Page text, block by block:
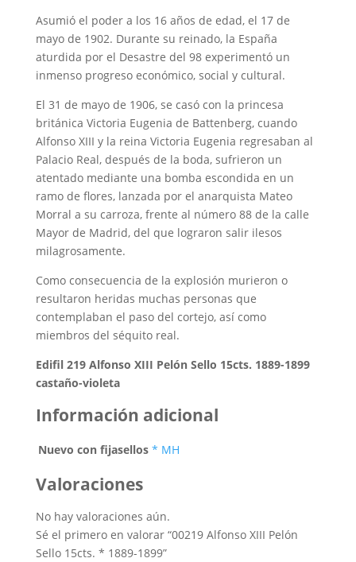
Asumió el poder a los 16 años de edad, el 17 de
mayo de 1902. Durante su reinado, la España
aturdida por el Desastre del 98 experimentó un
inmenso progreso económico, social y cultural.
El 31 de mayo de 1906, se casó con la princesa
británica Victoria Eugenia de Battenberg, cuando
Alfonso XIII y la reina Victoria Eugenia regresaban al
Palacio Real, después de la boda, sufrieron un
atentado mediante una bomba escondida en un
ramo de flores, lanzada por el anarquista Mateo
Morral a su carroza, frente al número 88 de la calle
Mayor de Madrid, del que lograron salir ilesos
milagrosamente.
Como consecuencia de la explosión murieron o
resultaron heridas muchas personas que
contemplaban el paso del cortejo, así como
miembros del séquito real.
Edifil 219 Alfonso XIII Pelón Sello 15cts. 1889-1899
castaño-violeta
Información adicional
Nuevo con fijasellos * MH
Valoraciones
No hay valoraciones aún.
Sé el primero en valorar “00219 Alfonso XIII Pelón
Sello 15cts. * 1889-1899”